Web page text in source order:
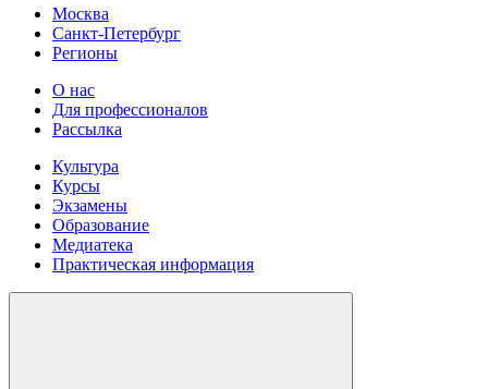
Москва
Санкт-Петербург
Регионы
О нас
Для профессионалов
Рассылка
Культура
Курсы
Экзамены
Образование
Медиатека
Практическая информация